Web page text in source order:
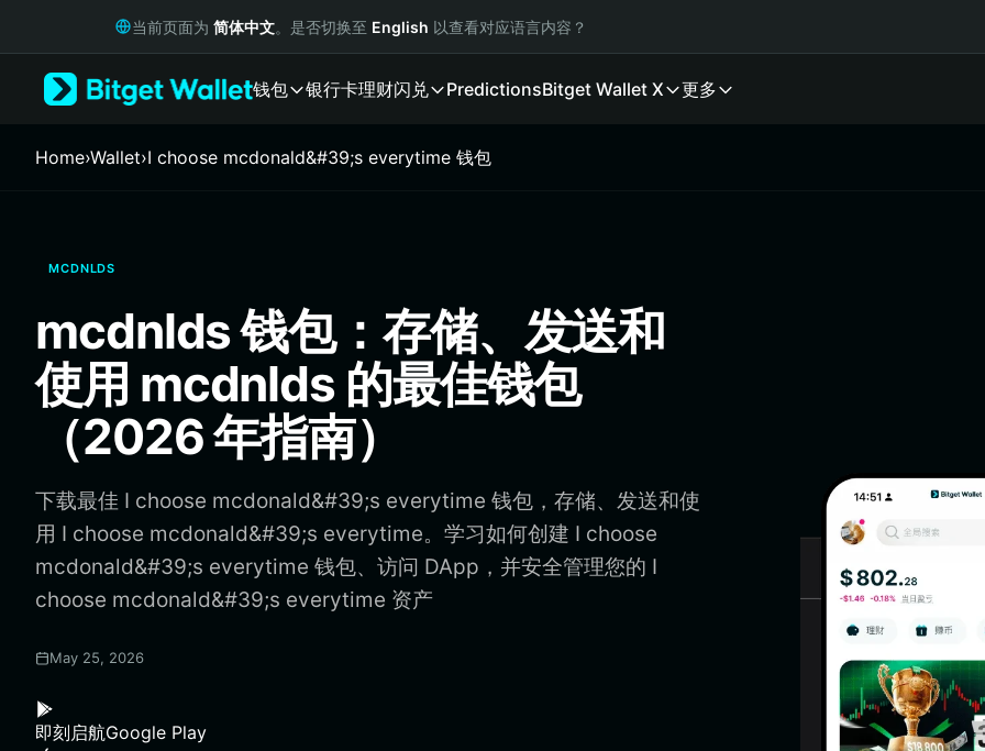
Русский
Italiano
繁體中文
Bahasa Indonesia
ภาษาไทย
Português (Brasil)
Español (Argentina)
当前页面为 简体中文。是否切换至 English 以查看对应语言内容？
钱包 银行卡理财闪兑 PredictionsBitget Wallet X 更多
Home›Wallet›I choose mcdonald&#39;s everytime 钱包
MCDNLDS
mcdnlds 钱包：存储、发送和
使用 mcdnlds 的最佳钱包
（2026 年指南）
下载最佳 I choose mcdonald&#39;s everytime 钱包，存储、发送和使
用 I choose mcdonald&#39;s everytime。学习如何创建 I choose
mcdonald&#39;s everytime 钱包、访问 DApp，并安全管理您的 I
choose mcdonald&#39;s everytime 资产
May 25, 2026
即刻启航Google Play